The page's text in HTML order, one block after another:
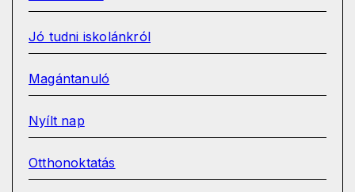
Jó tudni iskolánkról
Magántanuló
Nyílt nap
Otthonoktatás